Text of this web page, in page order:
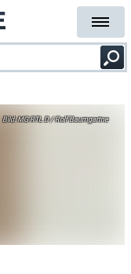
MG RTL D / Rolf Baumgartne